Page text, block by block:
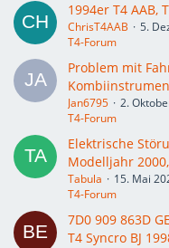
1994er T4 AAB,
ChrisT4AAB
5.
T4-Forum
Problem mit
Jan6795
2.
T4-Forum
Elektrische
Modelljahr
Tabula
15. Mai
T4-Forum
7D0 909 863D
T4 Syncro BJ